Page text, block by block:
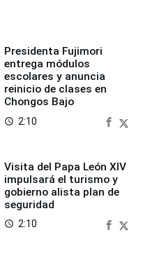
Presidenta Fujimori
entrega módulos
escolares y anuncia
reinicio de clases en
Chongos Bajo
access_time 2:10
Visita del Papa León XIV
impulsará el turismo y
gobierno alista plan de
seguridad
access_time 2:10